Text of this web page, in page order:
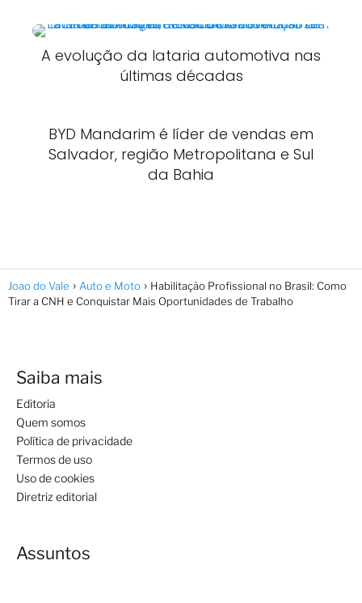
A evolução da lataria automotiva nas
últimas décadas
BYD Mandarim é líder de vendas em
Salvador, região Metropolitana e Sul
da Bahia
Joao do Vale Auto e Moto
Habilitação Profissional no Brasil: Como
Tirar a CNH e Conquistar Mais Oportunidades de Trabalho
Saiba mais
Editoria
Quem somos
Política de privacidade
Termos de uso
Uso de cookies
Diretriz editorial
Assuntos